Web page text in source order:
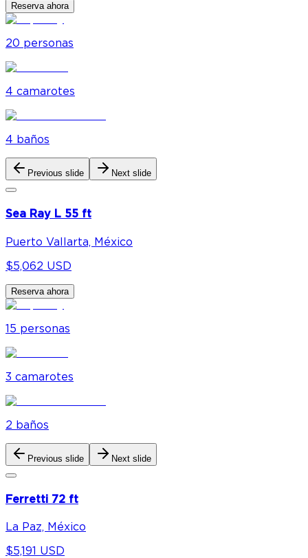
Reserva ahora
20 personas
4 camarotes
4 baños
Previous slide Next slide
Sea Ray L 55 ft
Puerto Vallarta, México
$5,062 USD
Reserva ahora
15 personas
3 camarotes
2 baños
Previous slide Next slide
Ferretti 72 ft
La Paz, México
$5,191 USD